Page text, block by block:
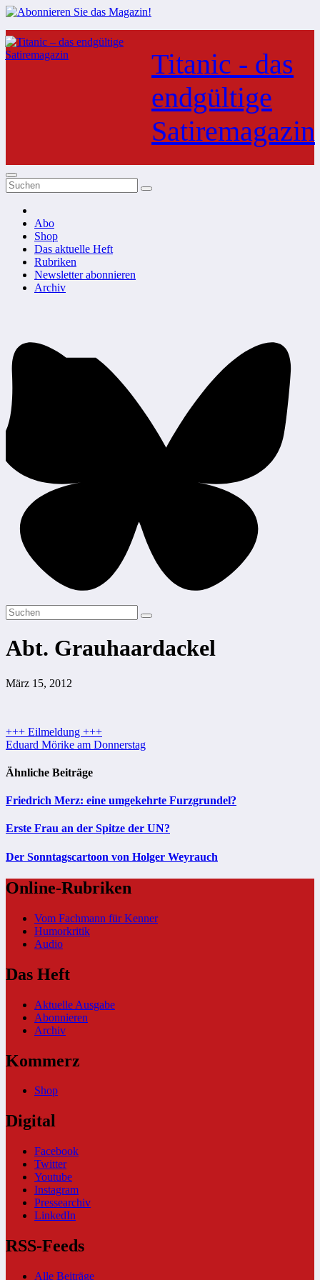
Zum
Inhalt
springen
Titanic - das
endgültige
Satiremagazin
Abo
Shop
Das aktuelle Heft
Rubriken
Newsletter abonnieren
Archiv
Abt. Grauhaardackel
März 15, 2012
Beitragsnavigation
+++ Eilmeldung +++
Eduard Mörike am Donnerstag
Ähnliche Beiträge
Friedrich Merz: eine umgekehrte Furzgrundel?
Erste Frau an der Spitze der UN?
Der Sonntagscartoon von Holger Weyrauch
Online-Rubriken
Vom Fachmann für Kenner
Humorkritik
Audio
Das Heft
Aktuelle Ausgabe
Abonnieren
Archiv
Kommerz
Shop
Digital
Facebook
Twitter
Youtube
Instagram
Pressearchiv
LinkedIn
RSS-Feeds
Alle Beiträge